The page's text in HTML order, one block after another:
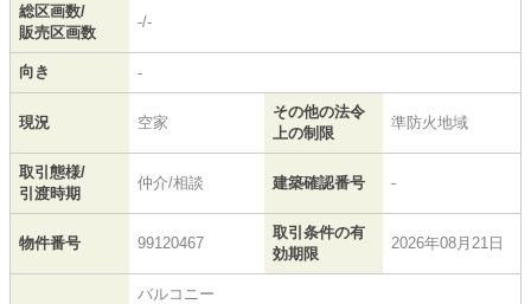
総区画数/
販売区画数
-/-
向き -
現況 空家
その他の法令
上の制限
準防火地域
取引態様/
引渡時期
仲介/相談 建築確認番号 -
物件番号 99120467
取引条件の有
効期限
2026年08月21日
バルコニー